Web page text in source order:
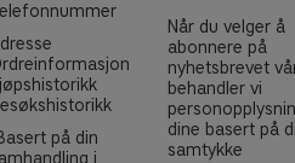
på din
i
Når du velger å
abonnere på
nyhetsbrevet
behandler vi
dine basert på
samtykke